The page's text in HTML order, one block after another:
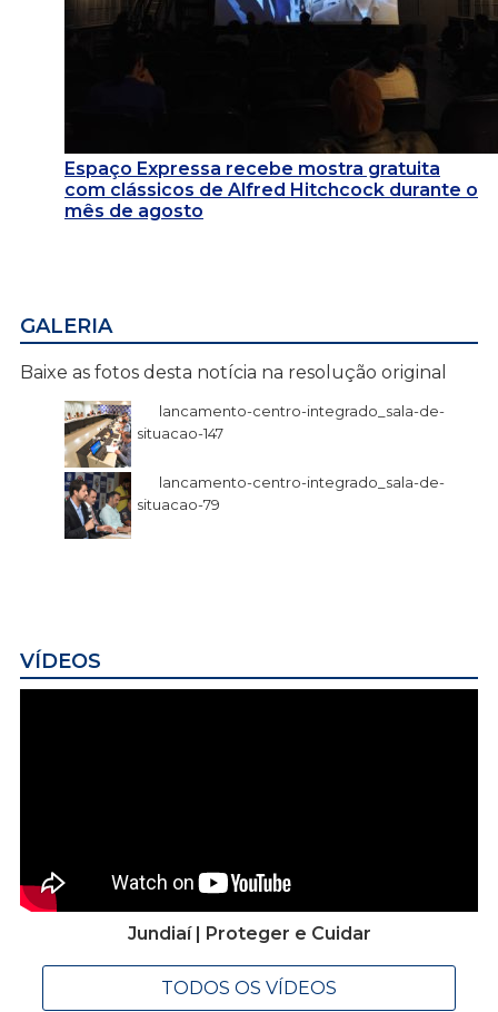
Espaço Expressa recebe mostra gratuita
com clássicos de Alfred Hitchcock durante o
mês de agosto
GALERIA
Baixe as fotos desta notícia na resolução original
lancamento-centro-integrado_sala-de-
situacao-147
lancamento-centro-integrado_sala-de-
situacao-79
VÍDEOS
Jundiaí | Proteger e Cuidar
TODOS OS VÍDEOS